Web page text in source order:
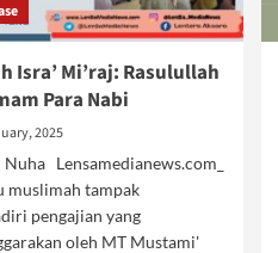
Isra’ Mi’raj: Rasulullah
Para Nabi
2025
Lensamedianews.com_
muslimah tampak
pengajian yang
oleh MT Mustami'